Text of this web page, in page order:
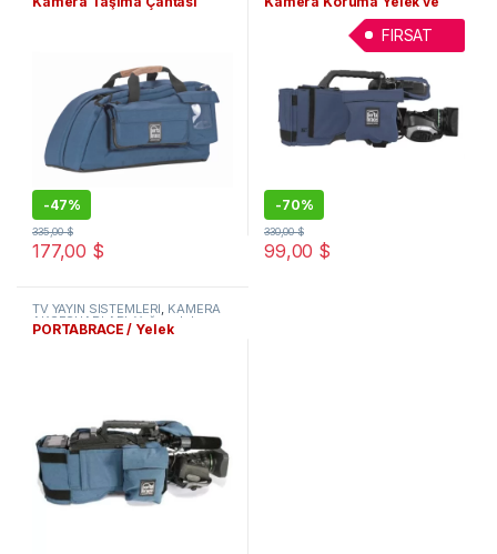
-47%
177,00 $
335,00$
-70%
FIRSAT
99,00 $
330,00$
TV YAYIN SİSTEMLERİ, KAMERA
AKSESUARLARI,Yağmurluk ve
Kamera Yeleği
PORTABRACE / Yelek